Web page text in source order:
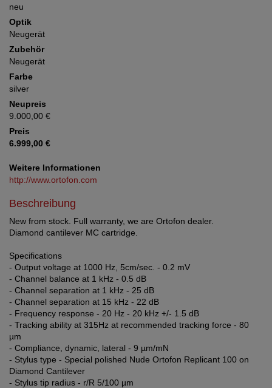
neu
Optik
Neugerät
Zubehör
Neugerät
Farbe
silver
Neupreis
9.000,00 €
Preis
6.999,00 €
Weitere Informationen
http://www.ortofon.com
Beschreibung
New from stock. Full warranty, we are Ortofon dealer.
Diamond cantilever MC cartridge.
Specifications
- Output voltage at 1000 Hz, 5cm/sec. - 0.2 mV
- Channel balance at 1 kHz - 0.5 dB
- Channel separation at 1 kHz - 25 dB
- Channel separation at 15 kHz - 22 dB
- Frequency response - 20 Hz - 20 kHz +/- 1.5 dB
- Tracking ability at 315Hz at recommended tracking force - 80
µm
- Compliance, dynamic, lateral - 9 µm/mN
- Stylus type - Special polished Nude Ortofon Replicant 100 on
Diamond Cantilever
- Stylus tip radius - r/R 5/100 µm